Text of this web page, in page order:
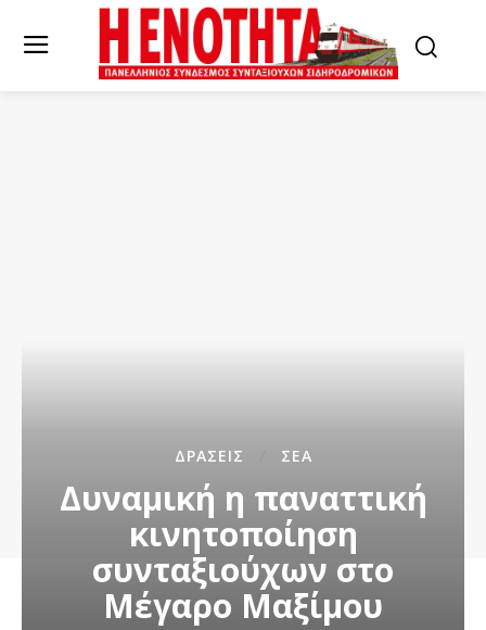
ΔΡΆΣΕΙΣ ΣΕΑ
Δυναμική η παναττική
κινητοποίηση
συνταξιούχων στο
Μέγαρο Μαξίμου